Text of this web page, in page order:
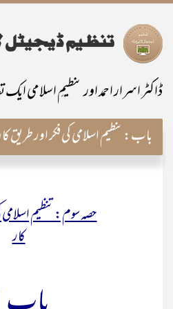
ڈاکٹر اسرار احمد اور تنظیمِ اسلامی
باب:تنظیم اسلامی کی فکر اور طریق
حصہ سوم: تنظیم اسلامی
کار